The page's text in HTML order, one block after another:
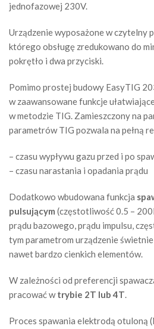
jednofazowej 230V.
Urządzenie wyposażone w czytelny
którego obsługę zredukowano do
pokrętło i dwa przyciski.
Pomimo prostej budowy EasyTIG
w zaawansowane funkcje
w metodzie TIG. Zamieszczony na
parametrów TIG pozwala na pełną
– czasu wypływu gazu przed i po
– czasu narastania i opadania prądu
Dodatkowo wbudowana funkcja
pulsującym (częstotliwość 0.5 –
prądu bazowego, prądu impulsu,
tym parametrom urządzenie
nawet bardzo cienkich elementów.
W zależności od preferencji
pracować wtrybie 2T lub 4T.
Proces spawania elektrodą otuloną